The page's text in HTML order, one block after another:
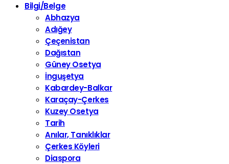
Bilgi/Belge
Abhazya
Adığey
Çeçenistan
Dağıstan
Güney Osetya
İnguşetya
Kabardey-Balkar
Karaçay-Çerkes
Kuzey Osetya
Tarih
Anılar, Tanıklıklar
Çerkes Köyleri
Diaspora